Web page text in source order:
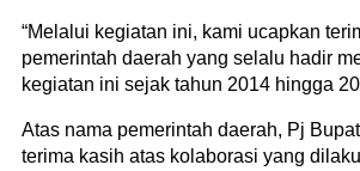
“Melalui kegiatan ini, kami ucapkan
pemerintah daerah yang selalu hadir
kegiatan ini sejak tahun 2014 hingga
Atas nama pemerintah daerah, Pj
terima kasih atas kolaborasi yang